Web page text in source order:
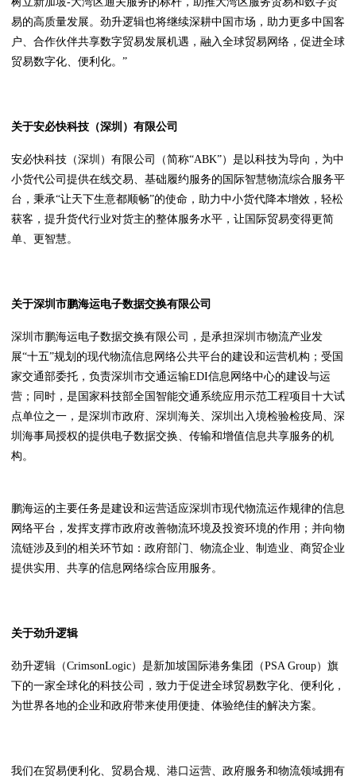
易的高质量发展。劲升逻辑也将继续深耕中国市场，助力更多中国客
户、合作伙伴共享数字贸易发展机遇，融入全球贸易网络，促进全球
贸易数字化、便利化。”
关于安必快科技（深圳）有限公司
安必快科技（深圳）有限公司（简称“ABK”）是以科技为导向，为中
小货代公司提供在线交易、基础履约服务的国际智慧物流综合服务平
台，秉承“让天下生意都顺畅”的使命，助力中小货代降本增效，轻松
获客，提升货代行业对货主的整体服务水平，让国际贸易变得更简
单、更智慧。
关于深圳市鹏海运电子数据交换有限公司
深圳市鹏海运电子数据交换有限公司，是承担深圳市物流产业发
展“十五”规划的现代物流信息网络公共平台的建设和运营机构；受国
家交通部委托，负责深圳市交通运输EDI信息网络中心的建设与运
营；同时，是国家科技部全国智能交通系统应用示范工程项目十大试
点单位之一，是深圳市政府、深圳海关、深圳出入境检验检疫局、深
圳海事局授权的提供电子数据交换、传输和增值信息共享服务的机
构。
鹏海运的主要任务是建设和运营适应深圳市现代物流运作规律的信息
网络平台，发挥支撑市政府改善物流环境及投资环境的作用；并向物
流链涉及到的相关环节如：政府部门、物流企业、制造业、商贸企业
提供实用、共享的信息网络综合应用服务。
关于劲升逻辑
劲升逻辑（CrimsonLogic）是新加坡国际港务集团（PSA Group）旗
下的一家全球化的科技公司，致力于促进全球贸易数字化、便利化，
为世界各地的企业和政府带来使用便捷、体验绝佳的解决方案。
我们在贸易便利化、贸易合规、港口运营、政府服务和物流领域拥有